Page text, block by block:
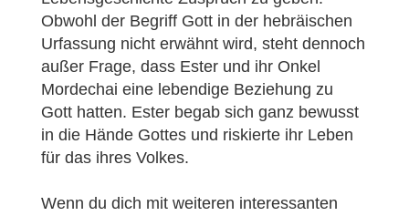
Obwohl der Begriff Gott in der hebräischen
Urfassung nicht erwähnt wird, steht dennoch
außer Frage, dass Ester und ihr Onkel
Mordechai eine lebendige Beziehung zu
Gott hatten. Ester begab sich ganz bewusst
in die Hände Gottes und riskierte ihr Leben
für das ihres Volkes.
Wenn du dich mit weiteren interessanten